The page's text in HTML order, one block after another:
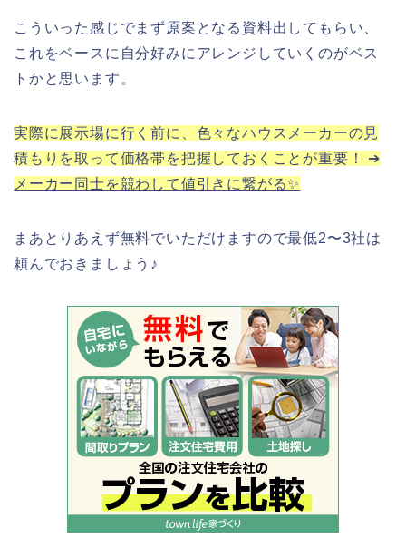
こういった感じでまず原案となる資料出してもらい、
これをベースに自分好みにアレンジしていくのがベス
トかと思います。
実際に展示場に行く前に、色々なハウスメーカーの見
積もりを取って価格帯を把握しておくことが重要！ ➔
メーカー同士を競わして値引きに繋がる✨
まあとりあえず無料でいただけますので最低2〜3社は
頼んでおきましょう♪